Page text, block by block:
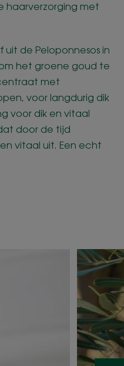
haarverzorging met
uit de Peloponnesos in
het groene goud te
met
voor langdurig dik
voor dik en vitaal
door de tijd
vitaal uit. Een echt